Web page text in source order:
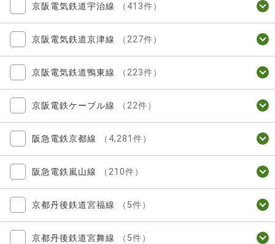
京阪電気鉄道宇治線 （413件）
京阪電気鉄道京津線 （227件）
京阪電気鉄道鴨東線 （223件）
京阪電鉄ケーブル線 （22件）
阪急電鉄京都線 （4,281件）
阪急電鉄嵐山線 （210件）
京都丹後鉄道宮福線 （5件）
京都丹後鉄道宮舞線 （5件）